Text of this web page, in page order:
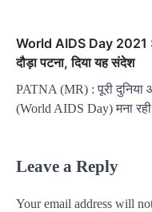
World AIDS Day 2021 :
दौड़ा पटना, दिया यह संदेश
PATNA (MR) : पूरी
(World AIDS Day) मना
Leave a Reply
Your email address will